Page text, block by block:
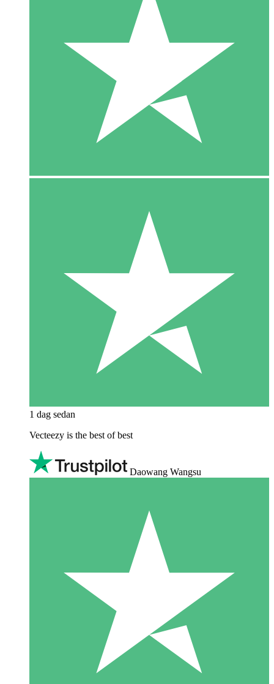
1 dag sedan
Vecteezy is the best of best
Daowang Wangsu